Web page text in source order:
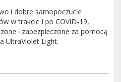
i dobre samopoczucie
w trakcie i po COVID-19,
i zabezpieczone za pomocą
UltraViolet Light.